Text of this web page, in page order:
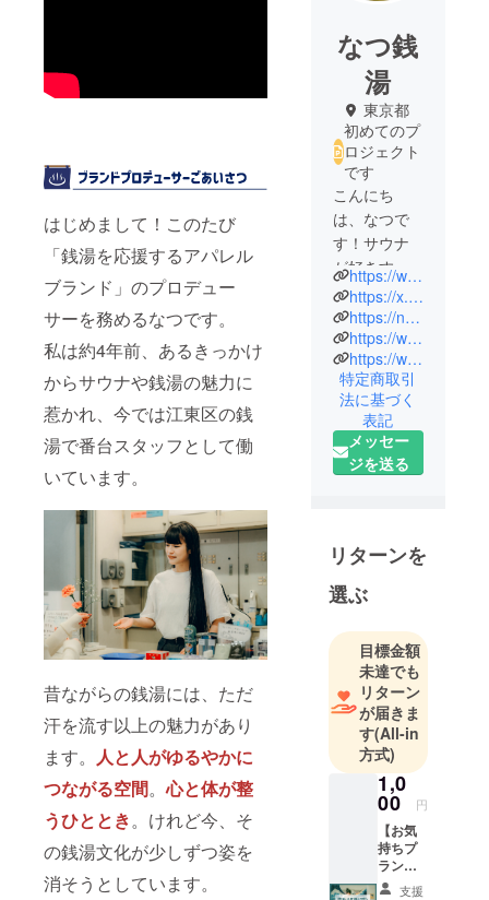
はじめまして！このたび
「銭湯を応援するアパレル
ブランド」のプロデュー
サーを務めるなつです。
私は約4年前、あるきっかけ
からサウナや銭湯の魅力に
惹かれ、今では江東区の銭
湯で番台スタッフとして働
いています。
昔ながらの銭湯には、ただ
汗を流す以上の魅力があり
ます。 人と人がゆるやかに
つながる空間。心と体が整
うひととき。けれど今、そ
の銭湯文化が少しずつ姿を
消そうとしています。
なつ銭
湯
東京都
初めてのプ
ロジェクト
です
こんにち
は、なつで
す！サウナ
が好きすぎ
て会社員を
辞め、今は
銭湯の番台
で働きなが
ら、年間300
日銭湯やサ
ウナに通っ
ています♨️古
銭湯やサウ
ナの魅力を
SNSを通し
て多くの方
に伝える活
動をしてい
ます！
https://www.instagram.com/natsu_sento1010/
https://x.com/natsu_sento1010
https://note.com/natsu_sento1010/n/n122493db1443
https://www.youtube.com/@natsusento
https://www.instagram.com/iamsento_official/
特定商取引
法に基づく
表記
メッセー
ジを送る
リターンを
選ぶ
目標金額
未達でも
リターン
が届きま
す(All-in
方式)
1,0
00 円
【お気
持ちプ
ラン】
「ちょ
支援